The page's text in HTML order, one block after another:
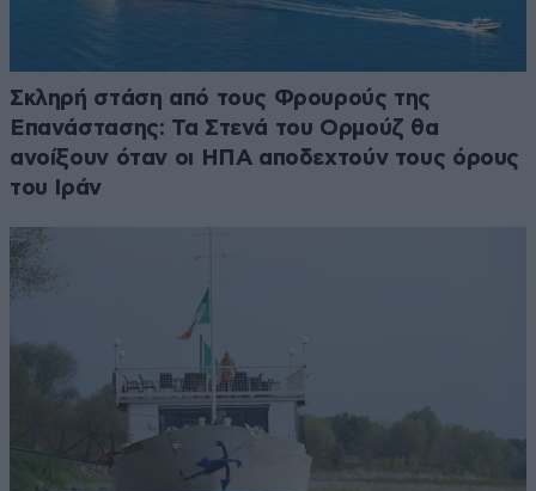
Σκληρή στάση από τους Φρουρούς της
Επανάστασης: Τα Στενά του Ορμούζ θα
ανοίξουν όταν οι ΗΠΑ αποδεχτούν τους όρους
του Ιράν